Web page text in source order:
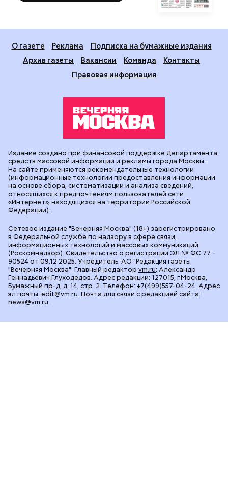
О газете Реклама
Подписка на бумажные издания
Архив газеты
Вакансии Команда
Контакты
Правовая информация
Сетевое издание "Вечерняя Москва" (18+) зарегистрировано
в Федеральной службе по надзору в сфере связи,
информационных технологий и массовых коммуникаций
(Роскомнадзор). Свидетельство о регистрации ЭЛ № ФС 77 -
90524 от 09.12.2025. Учредитель: АО "Редакция газеты
"Вечерняя Москва". Главный редактор vm.ru: Александр
Геннадьевич Глуходедов. Адрес редакции: 127015, г.Москва,
Бумажный пр-д, д. 14, стр. 2. Телефон: +7(499)557-04-24. Адрес
эл.почты: edit@vm.ru. Почта для связи с редакцией сайта:
news@vm.ru.
Издание создано при финансовой поддержке Департамента
средств массовой информации и рекламы города Москвы.
На сайте применяются рекомендательные технологии
(информационные технологии предоставления информации
на основе сбора, систематизации и анализа сведений,
относящихся к предпочтениям пользователей сети
«Интернет», находящихся на территории Российской
Федерации).